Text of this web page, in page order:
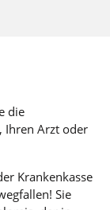
die
Ihren Arzt oder
Krankenkasse
Sie